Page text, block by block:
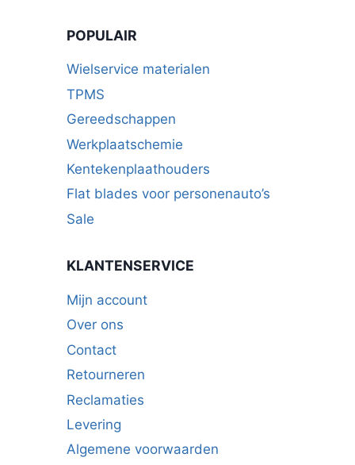
POPULAIR
Wielservice materialen
TPMS
Gereedschappen
Werkplaatschemie
Kentekenplaathouders
Flat blades voor personenauto’s
Sale
KLANTENSERVICE
Mijn account
Over ons
Contact
Retourneren
Reclamaties
Levering
Algemene voorwaarden